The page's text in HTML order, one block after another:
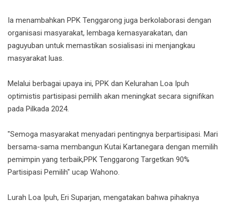
Ia menambahkan PPK Tenggarong juga berkolaborasi dengan
organisasi masyarakat, lembaga kemasyarakatan, dan
paguyuban untuk memastikan sosialisasi ini menjangkau
masyarakat luas.
Melalui berbagai upaya ini, PPK dan Kelurahan Loa Ipuh
optimistis partisipasi pemilih akan meningkat secara signifikan
pada Pilkada 2024.
"Semoga masyarakat menyadari pentingnya berpartisipasi. Mari
bersama-sama membangun Kutai Kartanegara dengan memilih
pemimpin yang terbaik,PPK Tenggarong Targetkan 90%
Partisipasi Pemilih" ucap Wahono.
Lurah Loa Ipuh, Eri Suparjan, mengatakan bahwa pihaknya